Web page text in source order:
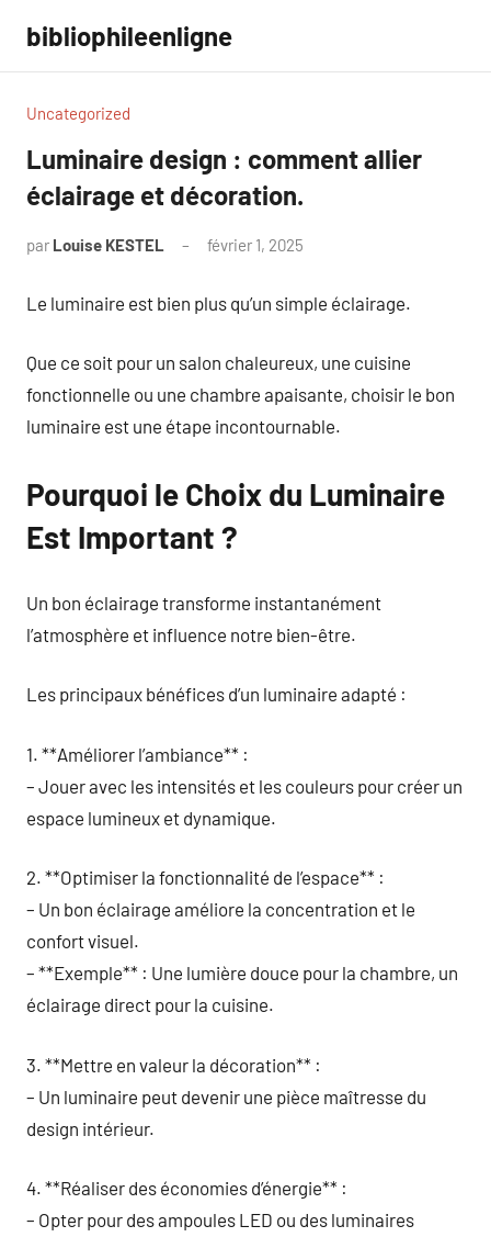
contenu
bibliophileenligne
Uncategorized
Luminaire design : comment allier
éclairage et décoration.
par Louise KESTEL février 1, 2025
Le luminaire est bien plus qu’un simple éclairage.
Que ce soit pour un salon chaleureux, une cuisine
fonctionnelle ou une chambre apaisante, choisir le bon
luminaire est une étape incontournable.
Pourquoi le Choix du Luminaire
Est Important ?
Un bon éclairage transforme instantanément
l’atmosphère et influence notre bien-être.
Les principaux bénéfices d’un luminaire adapté :
1. **Améliorer l’ambiance** :
– Jouer avec les intensités et les couleurs pour créer un
espace lumineux et dynamique.
2. **Optimiser la fonctionnalité de l’espace** :
– Un bon éclairage améliore la concentration et le
confort visuel.
– **Exemple** : Une lumière douce pour la chambre, un
éclairage direct pour la cuisine.
3. **Mettre en valeur la décoration** :
– Un luminaire peut devenir une pièce maîtresse du
design intérieur.
4. **Réaliser des économies d’énergie** :
– Opter pour des ampoules LED ou des luminaires